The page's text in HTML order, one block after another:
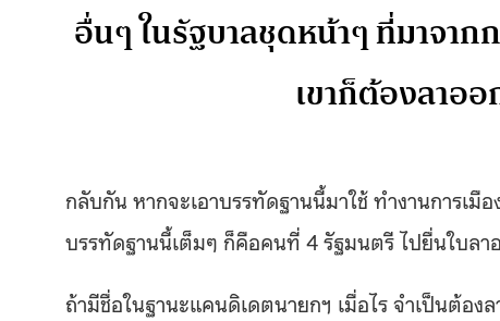
อื่นๆ ในรัฐบาลชุดหน้าๆ ที่มาจาก
เขาก็ต้องลาอ
กลับกัน หากจะเอาบรรทัดฐานนี้มาใช้ ทำงานการเ
บรรทัดฐานนี้เต็มๆ ก็คือคนที่ 4 รัฐมนตรี ไปยื่นใบล
ถ้ามีชื่อในฐานะแคนดิเดตนายกฯ เมื่อไร จำเป็นต้อง